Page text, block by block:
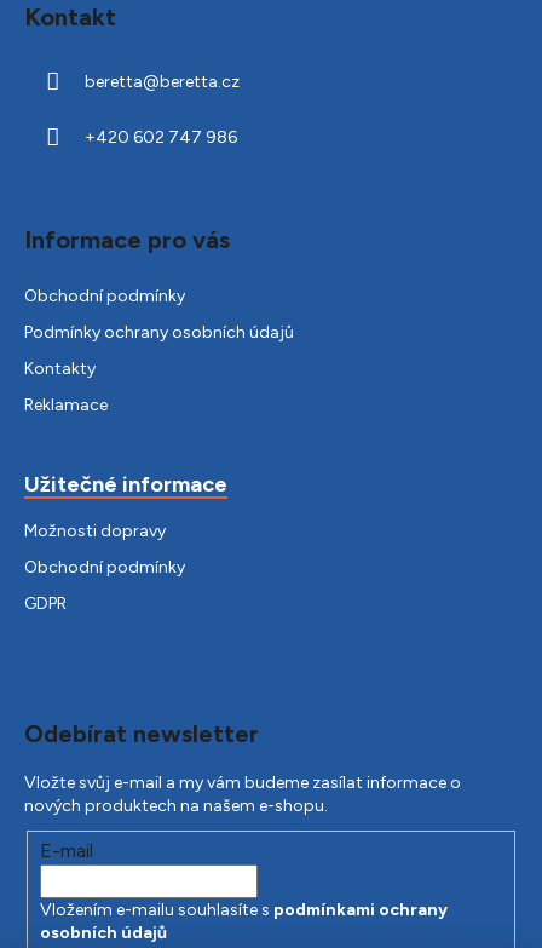
Kontakt
beretta@beretta.cz
+420 602 747 986
Informace pro vás
Obchodní podmínky
Podmínky ochrany osobních údajů
Kontakty
Reklamace
Užitečné informace
Možnosti dopravy
Obchodní podmínky
GDPR
Odebírat newsletter
Vložte svůj e-mail a my vám budeme zasílat informace o
nových produktech na našem e-shopu.
E-mail
Vložením e-mailu souhlasíte s podmínkami ochrany
osobních údajů